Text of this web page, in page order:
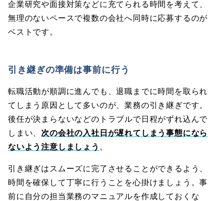
企業研究や面接対策などに充てられる時間を考えて、
無理のないペースで複数の会社へ同時に応募するのが
ベストです。
引き継ぎの準備は事前に行う
転職活動が順調に進んでも、退職までに時間を取られ
てしまう原因として多いのが、業務の引き継ぎです。
後任が決まらないなどのトラブルで日程がずれ込んで
しまい、 次の会社の入社日が遅れてしまう事態になら
ないよう注意しましょう 。
引き継ぎはスムーズに完了させることができるよう、
時間を確保して丁寧に行うことを心掛けましょう。事
前に自分の担当業務のマニュアルを作成しておくな